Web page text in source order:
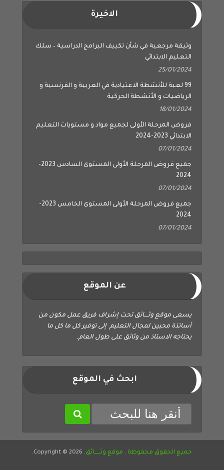
الاخيرة
وثيقة مرجعية في شأن تكييف البرامج الدراسية – سلك
التعليم الابتدائي
25/01/2024
99 لعبة للأنشطة الاعتيادية في العربية و الفرنسية و
الرياضيات و الأنشطة الحركية
18/01/2024
فروض المرحلة الأولى لجميع مواد و مستويات التعليم
الابتدائي 2023-2024
07/01/2024
جميع فروض المرحلة الأولى المستوى السادس 2023-
2024
07/01/2024
جميع فروض المرحلة الأولى المستوى الخامس 2023-
2024
07/01/2024
عن الموقع
يسعى موقع وثــــائق تحت إشراف فريق عمل مكون من
أساتذة محبين لمجال التعليم إلى توفير كل ما كل ما
يحتاجه الاستاذ من وثائق على طول العام.
ابحث في الموقع
جميع الحقوق محفوظة . موقع وثــــــائق. Copyright © 2026.